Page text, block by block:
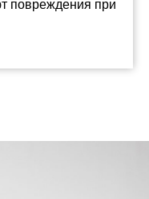
повреждения при